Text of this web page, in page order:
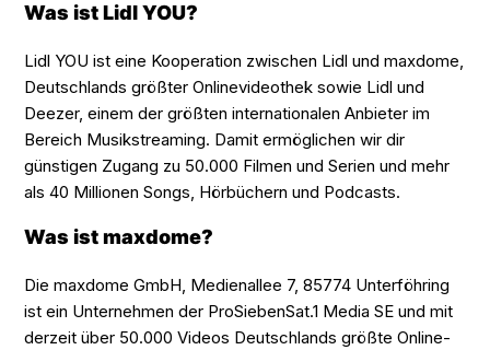
Was ist Lidl YOU?
Lidl YOU ist eine Kooperation zwischen Lidl und maxdome,
Deutschlands größter Onlinevideothek sowie Lidl und
Deezer, einem der größten internationalen Anbieter im
Bereich Musikstreaming. Damit ermöglichen wir dir
günstigen Zugang zu 50.000 Filmen und Serien und mehr
als 40 Millionen Songs, Hörbüchern und Podcasts.
Was ist maxdome?
Die maxdome GmbH, Medienallee 7, 85774 Unterföhring
ist ein Unternehmen der ProSiebenSat.1 Media SE und mit
derzeit über 50.000 Videos Deutschlands größte Online-